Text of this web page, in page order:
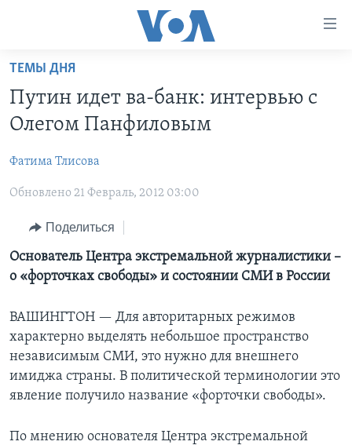
Перейти
основной
контент
навигации
Перейти
поиск
ПРОГРАММЫ
НОВОСТИ ЗА МИНУТУ
ИТОГИ
ПОЧЕМУ ЭТО ВАЖНО?
ДИСКУССИЯ VOA
ДЕТАЛИ
НЬЮ-ЙОРК NEW YORK
АМЕРИКА. БОЛЬШОЕ ПУТЕШЕСТВИЕ
УЧИМ АНГЛИЙСКИЙ
НАША АМЕРИКАНСКАЯ ИСТОРИЯ
А КАК В АМЕРИКЕ?
АРТЕФАКТЫ
АМЕРИКАНСКИЕ ГОРОДКИ
ТЕСТЫ
ЭКСПЕРТИЗА
ИНТЕРВЬЮ
ФАКТЫ ПРОТИВ ФЕЙКОВ
ЗА СВОБОДУ ПРЕССЫ
УЧИМ АНГЛИЙСКИЙ
ВИДЕО
ПОДПИСКА НА НОВОСТИ
Learning English
ТЕМЫ ДНЯ
Путин идет ва-банк: интервью с
Олегом Панфиловым
Фатима Тлисовa
Обновлено 21 Февраль, 2012 03:00
Поделиться
Основатель Центра экстремальной журналистики –
о «форточках свободы» и состоянии СМИ в России
ВАШИНГТОН — Для авторитарных режимов
характерно выделять небольшое пространство
независимым СМИ, это нужно для внешнего
имиджа страны. В политической терминологии это
явление получило название «форточки свободы».
По мнению основателя Центра экстремальной